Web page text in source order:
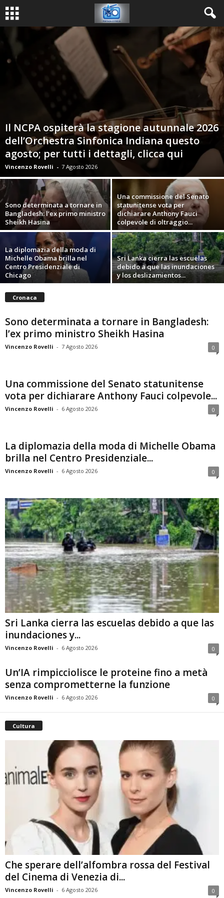
Il NCPA ospiterà la stagione autunnale 2026
dell’Orchestra Sinfonica Indiana questo
agosto; per tutti i dettagli, clicca qui
Vincenzo Rovelli - 7 Agosto 2026
Sono determinata a tornare in
Bangladesh: l’ex primo ministro
Sheikh Hasina
Una commissione del Senato
statunitense vota per
dichiarare Anthony Fauci
colpevole di oltraggio...
La diplomazia della moda di
Michelle Obama brilla nel
Centro Presidenziale di
Chicago
Sri Lanka cierra las escuelas
debido a que las inundaciones
y los deslizamientos...
Cronaca
Sono determinata a tornare in Bangladesh:
l’ex primo ministro Sheikh Hasina
Vincenzo Rovelli - 7 Agosto 2026 0
Una commissione del Senato statunitense
vota per dichiarare Anthony Fauci colpevole...
Vincenzo Rovelli - 6 Agosto 2026 0
La diplomazia della moda di Michelle Obama
brilla nel Centro Presidenziale...
Vincenzo Rovelli - 6 Agosto 2026 0
Sri Lanka cierra las escuelas debido a que las
inundaciones y...
Vincenzo Rovelli - 6 Agosto 2026 0
Un’IA rimpicciolisce le proteine fino a metà
senza comprometterne la funzione
Vincenzo Rovelli - 6 Agosto 2026 0
Cultura
Che sperare dell’alfombra rossa del Festival
del Cinema di Venezia di...
Vincenzo Rovelli - 6 Agosto 2026 0